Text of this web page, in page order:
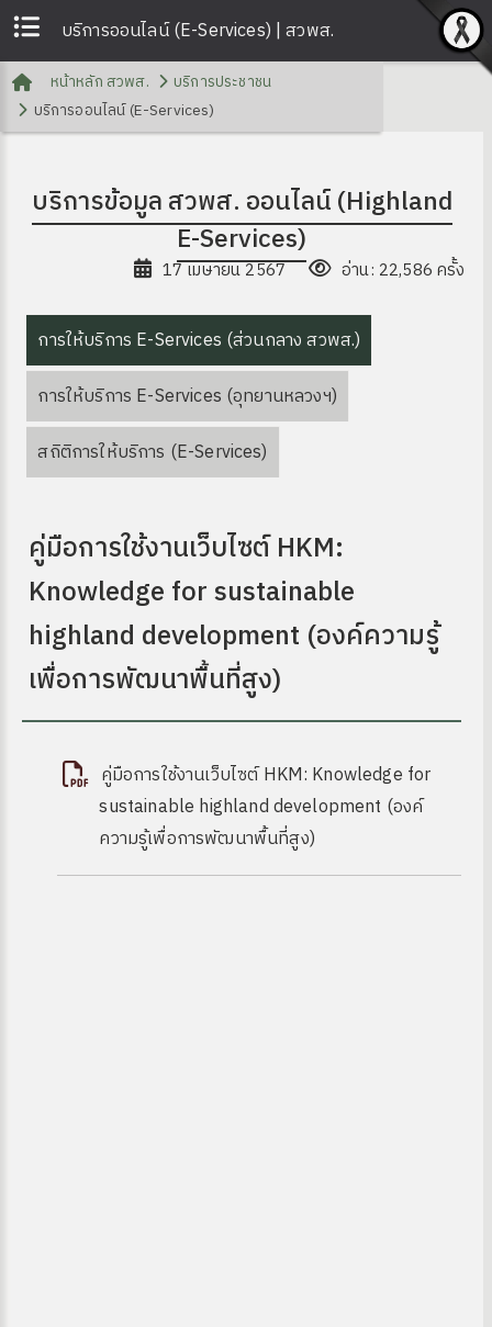
บริการออนไลน์ (E-Services) | สวพส.
หน้าหลัก สวพส.
บริการประชาชน
บริการออนไลน์ (E-Services)
บริการข้อมูล สวพส. ออนไลน์ (Highland
E-Services)
17 เมษายน 2567 อ่าน: 22,586 ครั้ง
การให้บริการ E-Services (ส่วนกลาง สวพส.)
การให้บริการ E-Services (อุทยานหลวงฯ)
สถิติการให้บริการ (E-Services)
คู่มือการใช้งานเว็บไซต์ HKM:
Knowledge for sustainable
highland development (องค์ความรู้
เพื่อการพัฒนาพื้นที่สูง)
คู่มือการใช้งานเว็บไซต์ HKM: Knowledge for
sustainable highland development (องค์
ความรู้เพื่อการพัฒนาพื้นที่สูง)